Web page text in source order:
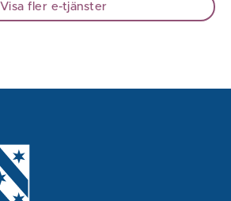
Visa fler e-tjänster